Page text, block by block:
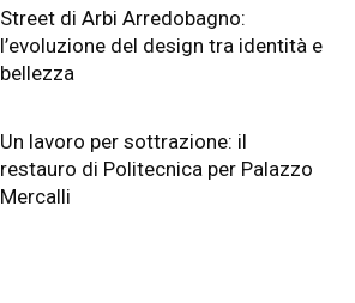
Street di Arbi Arredobagno:
l’evoluzione del design tra identità e
bellezza
Un lavoro per sottrazione: il
restauro di Politecnica per Palazzo
Mercalli